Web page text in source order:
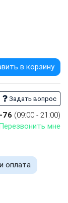
в корзину
Задать вопрос
76 (09:00 - 21:00)
мне
оплата